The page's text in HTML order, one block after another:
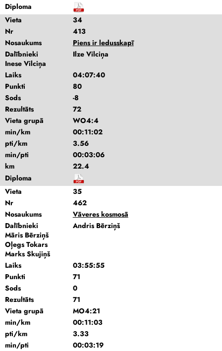
Diploma
Vieta
34
Nr
413
Nosaukums
Piens ir ledusskapī
Dalībnieki
Ilze Vilciņa
Inese Vilciņa
Laiks
04:07:40
Punkti
80
Sods
-8
Rezultāts
72
Vieta grupā
WO4:4
min/km
00:11:02
pti/km
3.56
min/pti
00:03:06
km
22.4
Diploma
Vieta
35
Nr
462
Nosaukums
Vāveres kosmosā
Dalībnieki
Andris Bērziņš
Māris Bērziņš
Oļegs Tokars
Marks Skujiņš
Laiks
03:55:55
Punkti
71
Sods
0
Rezultāts
71
Vieta grupā
MO4:21
min/km
00:11:03
pti/km
3.33
min/pti
00:03:19